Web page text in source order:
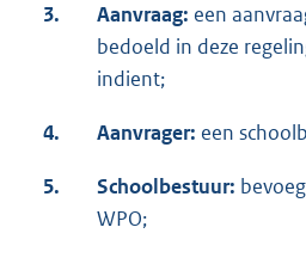
3. Aanvraag: een
bedoeld in deze
indient;
4. Aanvrager: een
5. Schoolbestuur:
WPO;